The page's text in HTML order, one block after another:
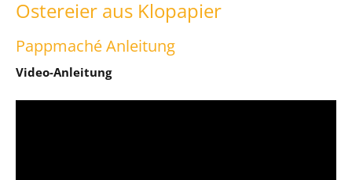
Ostereier aus Klopapier
Pappmaché Anleitung
Video-Anleitung